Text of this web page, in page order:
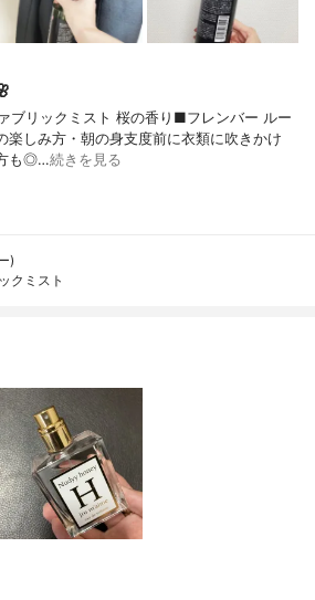
ブリックミスト 桜の香り■フレンバー ルー
楽しみ方・朝の身支度前に衣類に吹きかけ
も◎…続きを見る
)
クミスト